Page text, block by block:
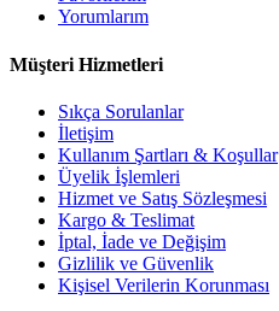
Yorumlarım
Müşteri Hizmetleri
Sıkça Sorulanlar
İletişim
Kullanım Şartları & Koşullar
Üyelik İşlemleri
Hizmet ve Satış Sözleşmesi
Kargo & Teslimat
İptal, İade ve Değişim
Gizlilik ve Güvenlik
Kişisel Verilerin Korunması